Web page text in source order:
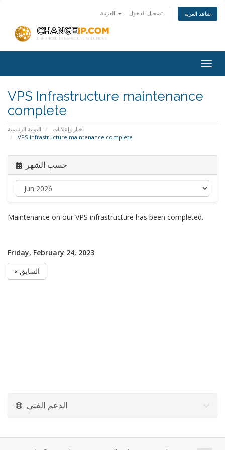
تسجيل الدخول شاهد العربة
VPS Infrastructure maintenance
complete
البوابة الرئيسية
أخبار وإعلانات
VPS Infrastructure maintenance complete
حسب الشهر
Maintenance on our VPS infrastructure has been completed.
Friday, February 24, 2023
« السابق
الدعم الفني